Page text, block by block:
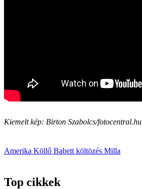
Kiemelt kép: Birton Szabolcs/fotocentral.hu
Amerika Köllő Babett költözés Milla
Top cikkek